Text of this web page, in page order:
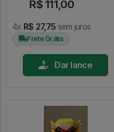
R$ 111,00
4x R$ 27,75 sem juros
Frete Grátis
Dar lance